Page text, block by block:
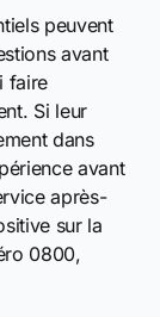
peuvent
avant
faire
Si leur
dans
avant
après-
sur la
0800,